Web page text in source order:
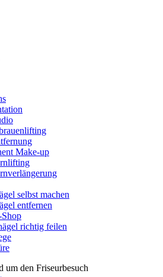
Make-up
selbst machen
entfernen
richtig feilen
um den Friseurbesuch